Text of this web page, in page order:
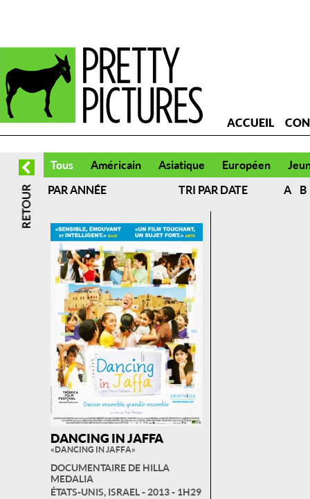
ACCUEIL
Tous Américain Asiatique Européen
PAR ANNÉE
TRI PAR DATE A B
DANCING IN JAFFA
« DANCING IN JAFFA »
DOCUMENTAIRE DE HILLA
MEDALIA
ÉTATS-UNIS, ISRAEL - 2013 - 1H29